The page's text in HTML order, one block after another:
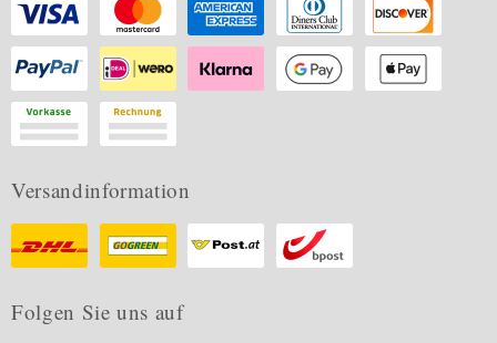
Versandinformation
Folgen Sie uns auf